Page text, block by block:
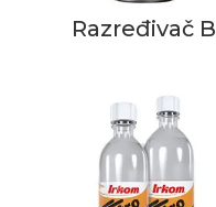
Razređivač B